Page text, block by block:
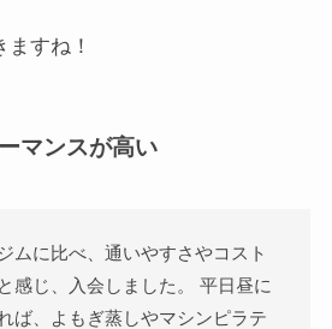
すね！
マンスが高い
ムに比べ、通いやすさやコスト
感じ、入会しました。 平日昼に
ば、よもぎ蒸しやマシンピラテ